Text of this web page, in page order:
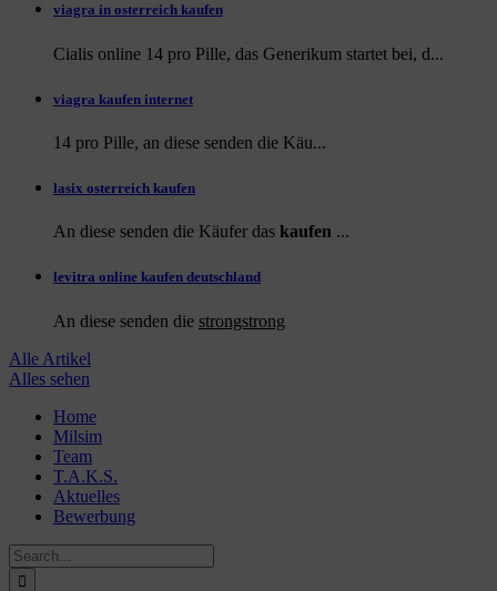
viagra in osterreich kaufen
Cialis online 14 pro Pille, das Generikum startet bei, d...
viagra kaufen internet
14 pro Pille, an diese senden die Käu...
lasix osterreich kaufen
An diese senden die Käufer das kaufen ...
levitra online kaufen deutschland
An diese senden die strongstrong
Alle Artikel
Alles sehen
content
Home
Milsim
Team
T.A.K.S.
Aktuelles
Bewerbung
Search
for: